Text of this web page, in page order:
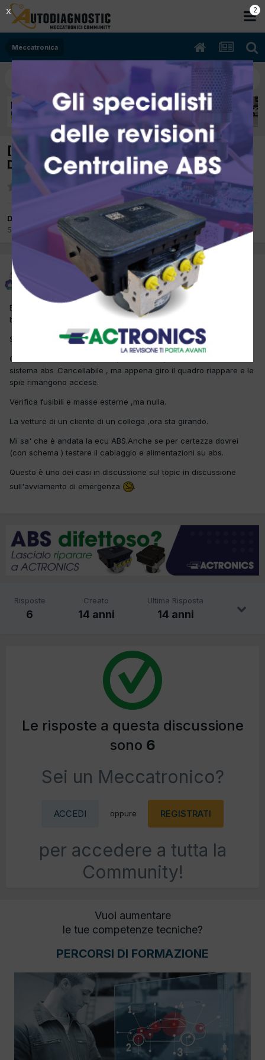
Meccatronica
[A3 8P 1.9 tdi 09/2008 1986cc BLS 77Kw
Diesel] Malfunzionamento ABS
Da piter
5 Aprile 2012
inMeccatronica
5 Aprile 2012
Batteria a terra ,dopo avviamento con booster e successiva sost
batteria ,le spie esp e abs rimangono accese
Scansione sistemi vari errori riguardanti calo tensione e ABS .
Cancellati tutti tranne in abs ,P046A (1130) malfunzionamento
sistema abs .Cancellabile , ma appena giro il quadro riappare e le
spie rimangono accese.
Verifica fusibili e masse esterne ,ma nulla.
La vetture di un cliente di un collega ,ora sta girando.
Mi sa' che è andata la ecu ABS.Anche se per certezza dovrei
(con schema ) testare il cablaggio e alimentazioni su abs.
Questo è uno dei casi in discussione sul topic in discussione
sull'avviamento di emergenza
Risposte
6
Creato
14 anni
Ultima Risposta
14 anni
Le risposte a questa discussione
sono 6
Sei un Meccatronico?
ACCEDI oppure REGISTRATI
per accedere a tutta la
Community!
Vuoi aumentare
le tue competenze tecniche?
PERCORSI DI FORMAZIONE
2
X